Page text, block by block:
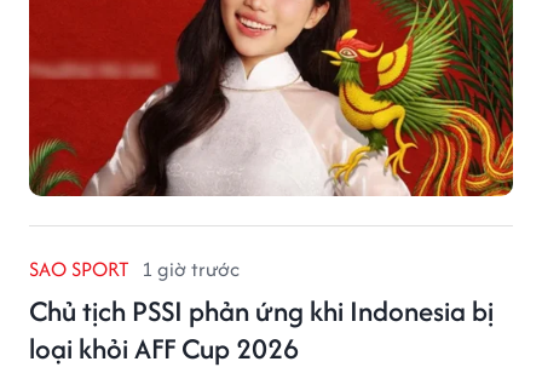
SAO SPORT 1 giờ trước
Chủ tịch PSSI phản ứng khi Indonesia bị
loại khỏi AFF Cup 2026